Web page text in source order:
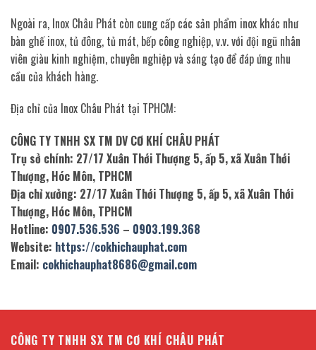
Ngoài ra, Inox Châu Phát còn cung cấp các sản phẩm inox khác như
bàn ghế inox, tủ đông, tủ mát, bếp công nghiệp, v.v. với đội ngũ nhân
viên giàu kinh nghiệm, chuyên nghiệp và sáng tạo để đáp ứng nhu
cầu của khách hàng.
Địa chỉ của Inox Châu Phát tại TPHCM:
CÔNG TY TNHH SX TM DV CƠ KHÍ CHÂU PHÁT
Trụ sở chính: 27/17 Xuân Thới Thượng 5, ấp 5, xã Xuân Thới
Thượng, Hóc Môn, TPHCM
Địa chỉ xưởng: 27/17 Xuân Thới Thượng 5, ấp 5, xã Xuân Thới
Thượng, Hóc Môn, TPHCM
Hotline: 0907.536.536 – 0903.199.368
Website: https://cokhichauphat.com
Email: cokhichauphat8686@gmail.com
CÔNG TY TNHH SX TM CƠ KHÍ CHÂU PHÁT